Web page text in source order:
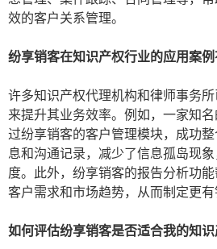
效的客户关系管理。
纷享销客在知识产权行业的应用案例
许多知识产权代理机构和律师事务
来提升其业务效率。例如，一家知
过纷享销客的客户管理模块，成功
息和沟通记录，减少了信息孤岛现
度。此外，纷享销客的报告分析功
客户需求和市场趋势，从而制定更有
如何评估纷享销客是否适合我的知识